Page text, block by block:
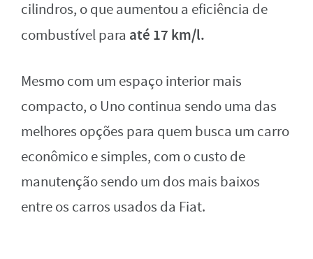
cilindros, o que aumentou a eficiência de
combustível para até 17 km/l.
Mesmo com um espaço interior mais
compacto, o Uno continua sendo uma das
melhores opções para quem busca um carro
econômico e simples, com o custo de
manutenção sendo um dos mais baixos
entre os carros usados da Fiat.